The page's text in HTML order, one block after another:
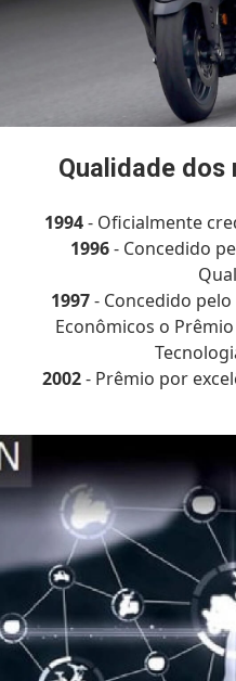
Qualidade
1994- Oficialmente
1996- Concedido
1997- Concedido
Econômicos o
2002- Prêmio por